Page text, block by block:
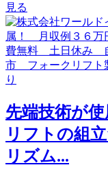
見る
先端技術が
リフトの組
リズム...